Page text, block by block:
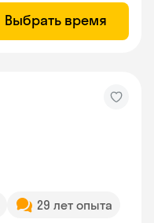
Выбрать время
29 лет опыта